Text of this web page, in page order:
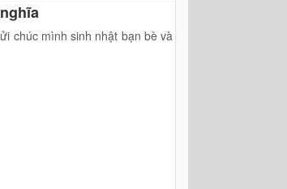
chúc mình sinh nhật bạn bè và